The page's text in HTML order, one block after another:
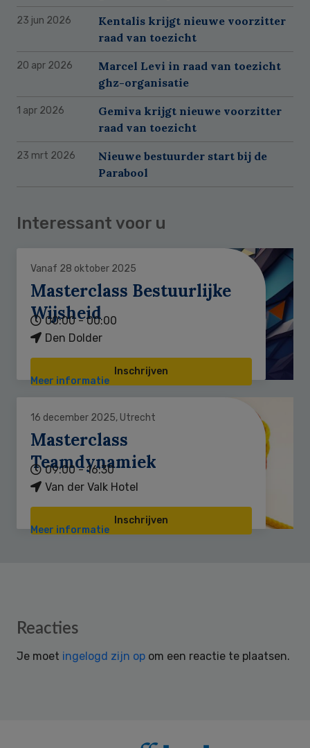
23 jun 2026
Kentalis krijgt nieuwe voorzitter
raad van toezicht
20 apr 2026
Marcel Levi in raad van toezicht
ghz-organisatie
1 apr 2026
Gemiva krijgt nieuwe voorzitter
raad van toezicht
23 mrt 2026
Nieuwe bestuurder start bij de
Parabool
Interessant voor u
Vanaf 28 oktober 2025
Masterclass Bestuurlijke
Wijsheid
00:00 - 00:00
Den Dolder
Inschrijven
Meer informatie
16 december 2025, Utrecht
Masterclass
Teamdynamiek
09:00 - 16:30
Van der Valk Hotel
Inschrijven
Meer informatie
Reader
Reacties
Je moet ingelogd zijn op om een reactie te plaatsen.